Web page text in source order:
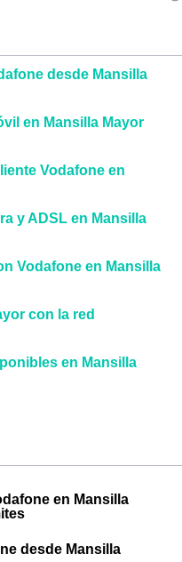
desde Mansilla
en Mansilla Mayor
Vodafone en
y ADSL en Mansilla
Vodafone en Mansilla
con la red
en Mansilla
en Mansilla
desde Mansilla